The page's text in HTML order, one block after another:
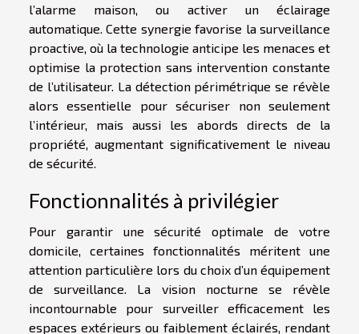
l’alarme maison, ou activer un éclairage
automatique. Cette synergie favorise la surveillance
proactive, où la technologie anticipe les menaces et
optimise la protection sans intervention constante
de l’utilisateur. La détection périmétrique se révèle
alors essentielle pour sécuriser non seulement
l’intérieur, mais aussi les abords directs de la
propriété, augmentant significativement le niveau
de sécurité.
Fonctionnalités à privilégier
Pour garantir une sécurité optimale de votre
domicile, certaines fonctionnalités méritent une
attention particulière lors du choix d’un équipement
de surveillance. La vision nocturne se révèle
incontournable pour surveiller efficacement les
espaces extérieurs ou faiblement éclairés, rendant